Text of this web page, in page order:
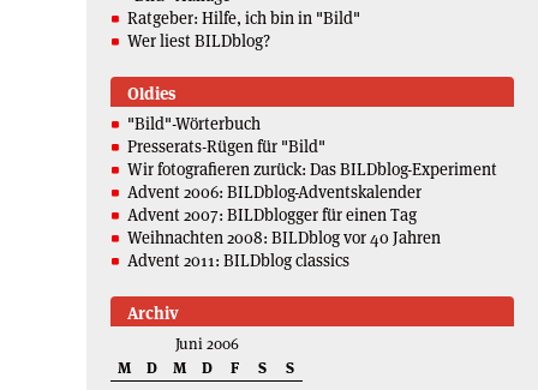
Ratgeber: Hilfe, ich bin in "Bild"
Wer liest BILDblog?
Oldies
"Bild"-Wörterbuch
Presserats-Rügen für "Bild"
Wir fotografieren zurück: Das BILDblog-Experiment
Advent 2006: BILDblog-Adventskalender
Advent 2007: BILDblogger für einen Tag
Weihnachten 2008: BILDblog vor 40 Jahren
Advent 2011: BILDblog classics
Archiv
Juni 2006
M
D M D F S
S